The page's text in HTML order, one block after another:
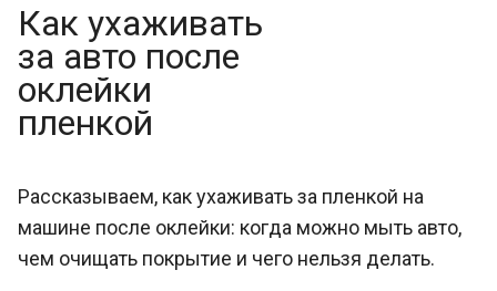
Как ухаживать
за авто после
оклейки
пленкой
Рассказываем, как ухаживать за пленкой на
машине после оклейки: когда можно мыть авто,
чем очищать покрытие и чего нельзя делать.